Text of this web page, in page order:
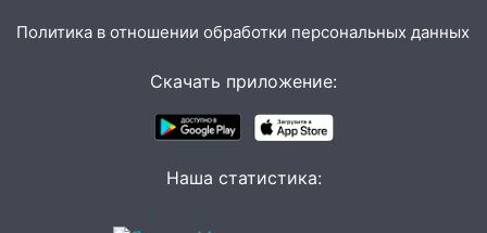
человека на Волге и транспортный
Из-за ураганного ветра упали
деревья в парке «Победы»
Заволжье ульяновские спасатели
Политика в отношении обработки персональных данных
Скачать приложение:
Наша статистика: